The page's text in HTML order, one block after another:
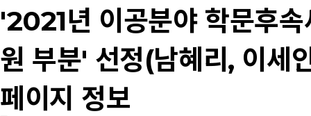
'2021년 이공분야 학문후
원 부분' 선정(남혜리, 이세
페이지 정보